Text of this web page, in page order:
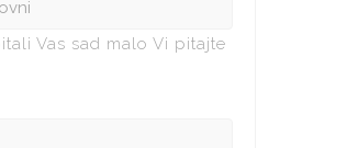
Vas sad malo Vi pitajte